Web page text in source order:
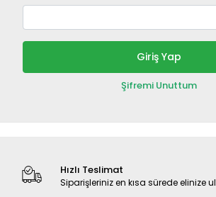
Giriş Yap
Şifremi Unuttum
Hızlı Teslimat
Siparişleriniz en kısa sürede elinize